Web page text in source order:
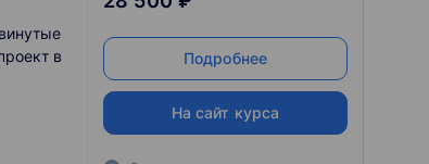
в
Подробнее
На сайт курса